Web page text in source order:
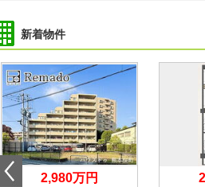
新着物件
2,980万円